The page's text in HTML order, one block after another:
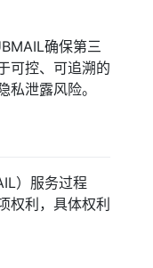
确保第三
可控、可追溯的
泄露风险。
）服务过程
权利，具体权利